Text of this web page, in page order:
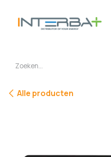
Alle producten